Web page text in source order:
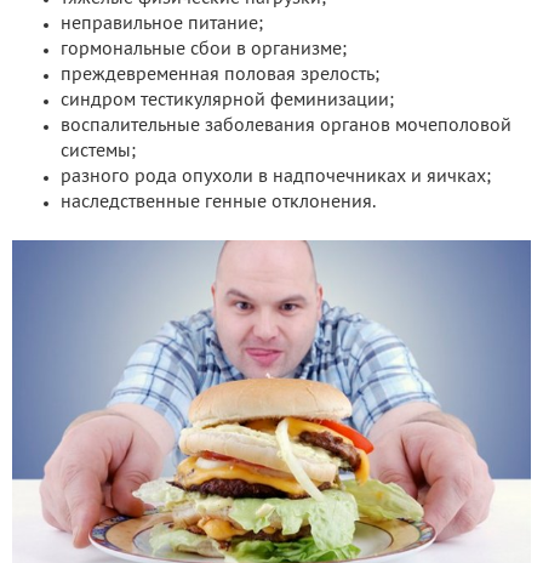
неправильное питание;
гормональные сбои в организме;
преждевременная половая зрелость;
синдром тестикулярной феминизации;
воспалительные заболевания органов мочеполовой
системы;
разного рода опухоли в надпочечниках и яичках;
наследственные генные отклонения.